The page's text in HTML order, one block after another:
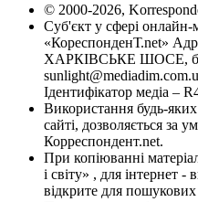
© 2000-2026,
Суб'єкт у сфері онлайн-
«КореспонденТ.net»
ХАРКІВСЬКЕ ШОСЕ,
Ідентифікатор медіа –
Використання будь-
сайті, дозволяється за
Корреспондент.net.
При копіюванні
і світу» , для інтернет
відкрите для